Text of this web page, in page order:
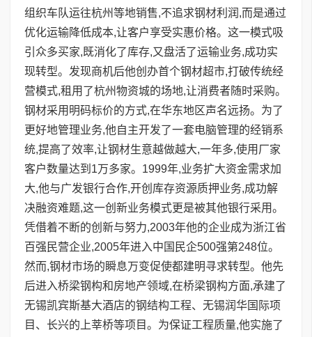
组织车队运往杭州等地销售,不追求钢材利润,而是通过
优化运输降低成本,让客户享受实惠价格。这一模式吸
引众多买家,既消化了库存,又盘活了运输业务,成功实
现转型。发现商机后他创办首个钢材超市,打破传统经
营模式,租用了杭州物资城的场地,让消费者随时采购。
钢材采用明码标价的方式,在华东地区声名远扬。为了
更好地管理业务,他自主开发了一套电脑管理的经销系
统,提高了效率,让钢材生意越做越大,一年多,使用厂家
客户数量达到1万多家。1999年,业务扩大资金需求加
大,他与广发银行合作,开创库存资源质押业务,成功解
决融资难题,这一创新业务模式更是被其他银行采用。
凭借着不断的创新与努力,2003年他的企业成为浙江省
百强民营企业,2005年进入中国民企500强第248位。
然而,钢材市场的瞬息万变促使都建明寻求转型。他先
后进入桥梁钢构和房地产领域,在桥梁钢构方面,承建了
无锡凯宾斯基大酒店的钢结构工程、无锡润华国际项
目、长兴的上莘桥等项目。为保证工程质量,他实施了